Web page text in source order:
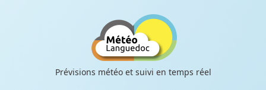
Prévisions météo et suivi en temps réel